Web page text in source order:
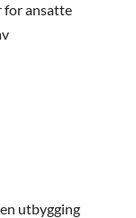
for ansatte
utbygging